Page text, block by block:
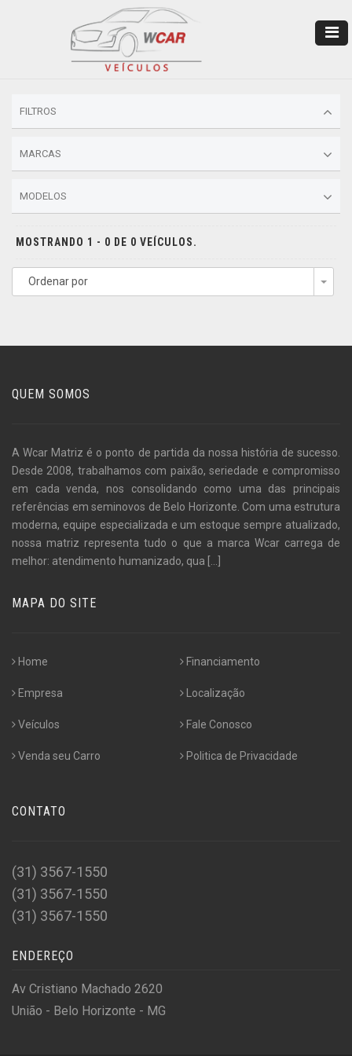
FILTROS
MARCAS
MODELOS
MOSTRANDO 1 - 0 DE 0 VEÍCULOS.
Ordenar por
QUEM SOMOS
A Wcar Matriz é o ponto de partida da nossa história de sucesso.
Desde 2008, trabalhamos com paixão, seriedade e compromisso
em cada venda, nos consolidando como uma das principais
referências em seminovos de Belo Horizonte. Com uma estrutura
moderna, equipe especializada e um estoque sempre atualizado,
nossa matriz representa tudo o que a marca Wcar carrega de
melhor: atendimento humanizado, qua
MAPA DO SITE
Home
Empresa
Veículos
Venda seu Carro
Financiamento
Localização
Fale Conosco
Politica de Privacidade
CONTATO
(31) 3567-1550
(31) 3567-1550
(31) 3567-1550
ENDEREÇO
Av Cristiano Machado 2620
União - Belo Horizonte - MG